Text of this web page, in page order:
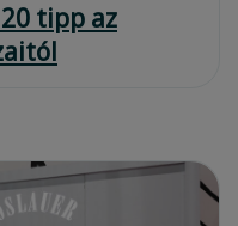
tipp az